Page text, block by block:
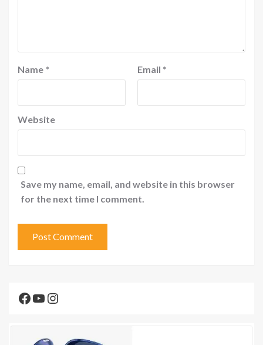
Name * Email *
Website
Save my name, email, and website in this browser
for the next time I comment.
Facebook
YouTube
Instagram